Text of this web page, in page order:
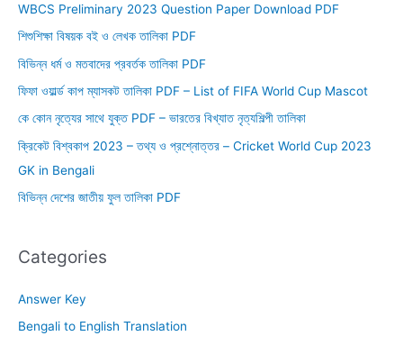
WBCS Preliminary 2023 Question Paper Download PDF
শিশুশিক্ষা বিষয়ক বই ও লেখক তালিকা PDF
বিভিন্ন ধর্ম ও মতবাদের প্রবর্তক তালিকা PDF
ফিফা ওয়ার্ল্ড কাপ ম্যাসকট তালিকা PDF – List of FIFA World Cup Mascot
কে কোন নৃত্যের সাথে যুক্ত PDF – ভারতের বিখ্যাত নৃত্যশিল্পী তালিকা
ক্রিকেট বিশ্বকাপ 2023 – তথ্য ও প্রশ্নোত্তর – Cricket World Cup 2023
GK in Bengali
বিভিন্ন দেশের জাতীয় ফুল তালিকা PDF
Categories
Answer Key
Bengali to English Translation